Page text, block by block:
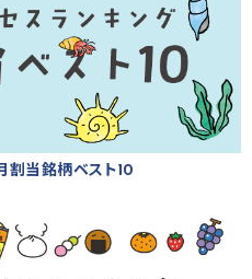
割当銘柄ベスト10